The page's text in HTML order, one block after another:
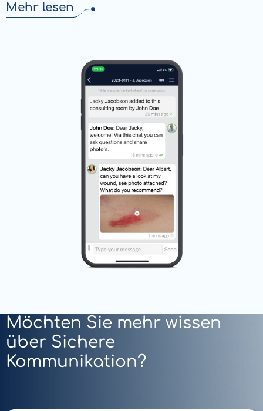
Mehr lesen
Möchten Sie mehr wissen
über Sichere
Kommunikation?